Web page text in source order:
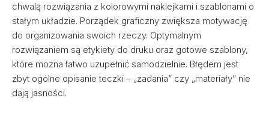
chwalą rozwiązania z kolorowymi naklejkami i szablonami o
stałym układzie. Porządek graficzny zwiększa motywację
do organizowania swoich rzeczy. Optymalnym
rozwiązaniem są etykiety do druku oraz gotowe szablony,
które można łatwo uzupełnić samodzielnie. Błędem jest
zbyt ogólne opisanie teczki – „zadania” czy „materiały” nie
dają jasności.